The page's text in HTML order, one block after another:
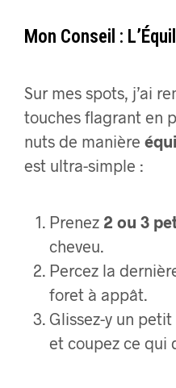
Mon Conseil :
Sur mes spots, j’ai
touches flagrant en
nuts de manière
est ultra-simple :
Prenez 2 ou 3
cheveu.
Percez la
foret à appât.
Glissez-y un petit
et coupez ce qui